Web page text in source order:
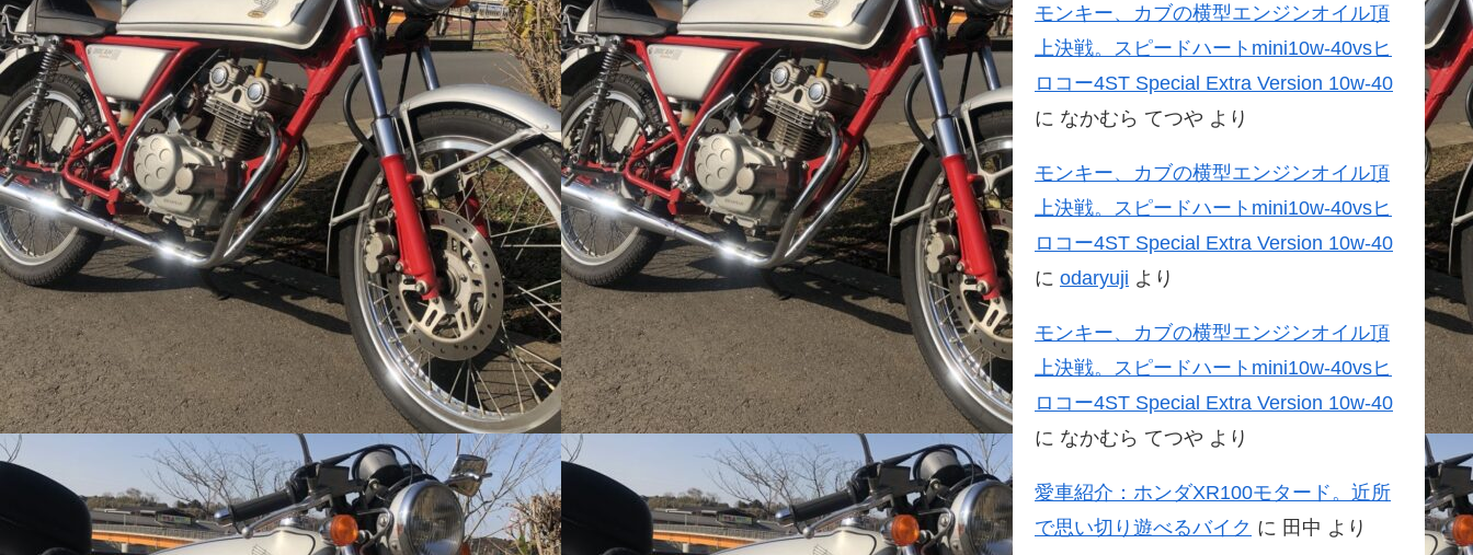
モンキー、カブの横型エンジンオイル頂
上決戦。スピードハートmini10w-40vsヒ
ロコー4ST Special Extra Version 10w-40
に なかむら てつや より
モンキー、カブの横型エンジンオイル頂
上決戦。スピードハートmini10w-40vsヒ
ロコー4ST Special Extra Version 10w-40
に odaryuji より
モンキー、カブの横型エンジンオイル頂
上決戦。スピードハートmini10w-40vsヒ
ロコー4ST Special Extra Version 10w-40
に なかむら てつや より
愛車紹介：ホンダXR100モタード。近所
で思い切り遊べるバイク に 田中 より